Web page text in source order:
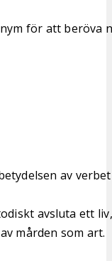
för att beröva
av
avsluta ett
mården som art.